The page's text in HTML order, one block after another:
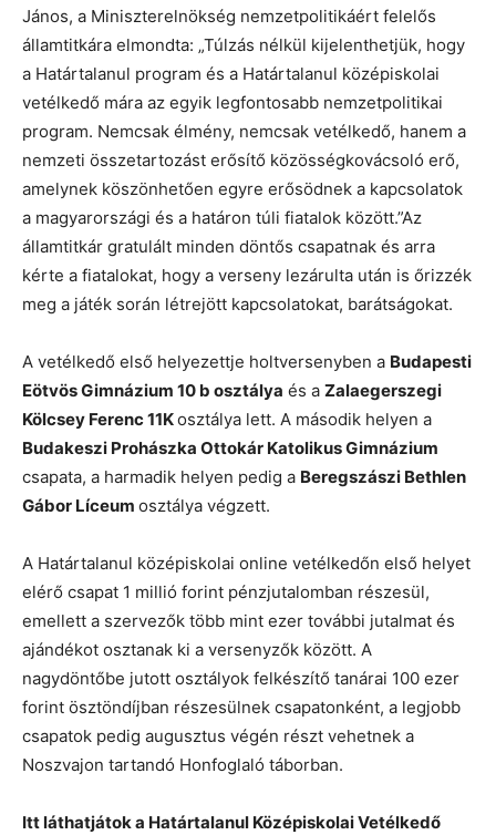
János, a Miniszterelnökség nemzetpolitikáért felelős
államtitkára elmondta: „Túlzás nélkül kijelenthetjük, hogy
a Határtalanul program és a Határtalanul középiskolai
vetélkedő mára az egyik legfontosabb nemzetpolitikai
program. Nemcsak élmény, nemcsak vetélkedő, hanem a
nemzeti összetartozást erősítő közösségkovácsoló erő,
amelynek köszönhetően egyre erősödnek a kapcsolatok
a magyarországi és a határon túli fiatalok között.”Az
államtitkár gratulált minden döntős csapatnak és arra
kérte a fiatalokat, hogy a verseny lezárulta után is őrizzék
meg a játék során létrejött kapcsolatokat, barátságokat.
A vetélkedő első helyezettje holtversenyben a Budapesti
Eötvös Gimnázium 10 b osztálya és a Zalaegerszegi
Kölcsey Ferenc 11Kosztálya lett. A második helyen a
Budakeszi Prohászka Ottokár Katolikus Gimnázium
csapata, a harmadik helyen pedig a Beregszászi Bethlen
Gábor Líceum osztálya végzett.
A Határtalanul középiskolai online vetélkedőn első helyet
elérő csapat 1 millió forint pénzjutalomban részesül,
emellett a szervezők több mint ezer további jutalmat és
ajándékot osztanak ki a versenyzők között. A
nagydöntőbe jutott osztályok felkészítő tanárai 100 ezer
forint ösztöndíjban részesülnek csapatonként, a legjobb
csapatok pedig augusztus végén részt vehetnek a
Noszvajon tartandó Honfoglaló táborban.
Itt láthatjátok a Határtalanul Középiskolai Vetélkedő